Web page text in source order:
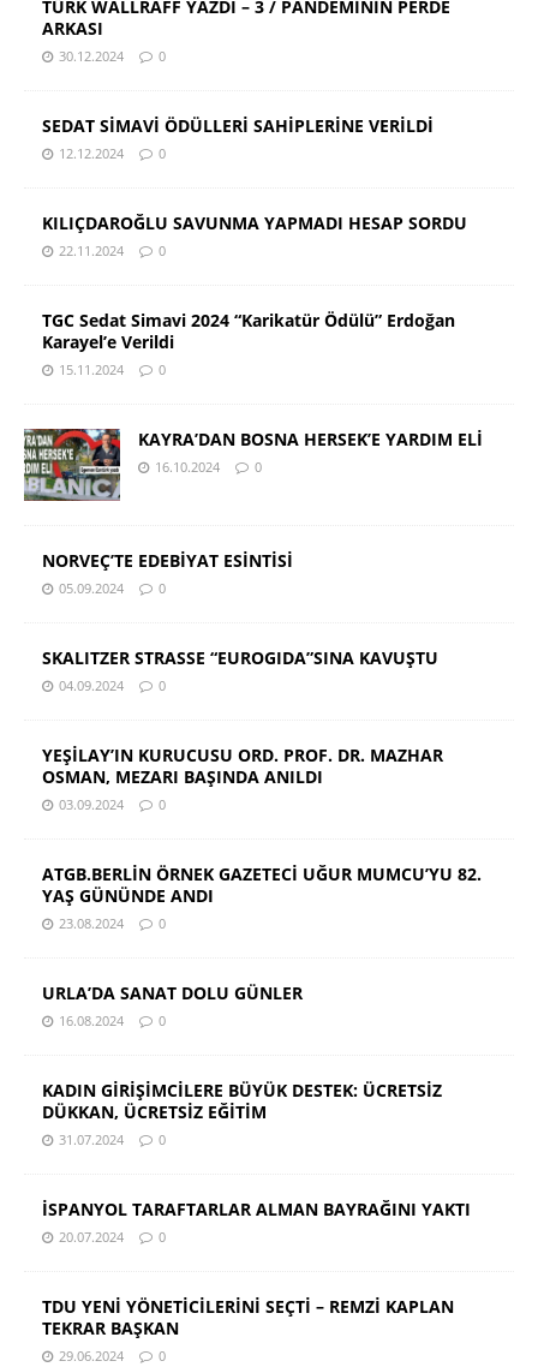
TÜRK WALLRAFF YAZDI – 3 / PANDEMİNİN PERDE
ARKASI
30.12.2024 0
SEDAT SİMAVİ ÖDÜLLERİ SAHİPLERİNE VERİLDİ
12.12.2024 0
KILIÇDAROĞLU SAVUNMA YAPMADI HESAP SORDU
22.11.2024 0
TGC Sedat Simavi 2024 “Karikatür Ödülü” Erdoğan
Karayel’e Verildi
15.11.2024 0
KAYRA’DAN BOSNA HERSEK’E YARDIM ELİ
16.10.2024 0
NORVEÇ’TE EDEBİYAT ESİNTİSİ
05.09.2024 0
SKALITZER STRASSE “EUROGIDA”SINA KAVUŞTU
04.09.2024 0
YEŞİLAY’IN KURUCUSU ORD. PROF. DR. MAZHAR
OSMAN, MEZARI BAŞINDA ANILDI
03.09.2024 0
ATGB.BERLİN ÖRNEK GAZETECİ UĞUR MUMCU’YU 82.
YAŞ GÜNÜNDE ANDI
23.08.2024 0
URLA’DA SANAT DOLU GÜNLER
16.08.2024 0
KADIN GİRİŞİMCİLERE BÜYÜK DESTEK: ÜCRETSİZ
DÜKKAN, ÜCRETSİZ EĞİTİM
31.07.2024 0
İSPANYOL TARAFTARLAR ALMAN BAYRAĞINI YAKTI
20.07.2024 0
TDU YENİ YÖNETİCİLERİNİ SEÇTİ – REMZİ KAPLAN
TEKRAR BAŞKAN
29.06.2024 0